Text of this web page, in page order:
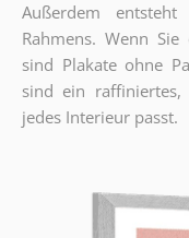
Außerdem
Rahmens. Wenn
sind Plakate ohne
sind ein raffiniertes,
jedes Interieur passt.